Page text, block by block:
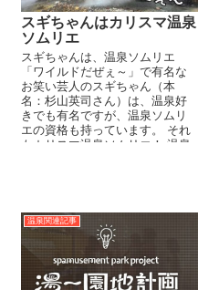
スギちゃんはカリスマ温泉
ソムリエ
スギちゃんは、温泉ソムリエ
「ワイルドだぜぇ～」で有名な
お笑い芸人のスギちゃん（本
名：杉山英司さん）は、温泉好
きでも有名ですが、温泉ソムリ
エの資格も持っています。 それ
もカリスマ温泉ソムリエ！ 温泉
温泉関連記事